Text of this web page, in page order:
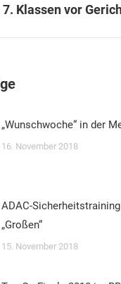
Nächster
7. Klassen vor
„Wunschwoche“ in der
16. November 2018
ADAC-
„Großen“
15. November 2018